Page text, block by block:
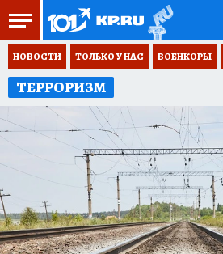
НОВОСТИ ТОЛЬКО У НАС ВОЕНКОРЫ
ТЕРРОРИЗМ